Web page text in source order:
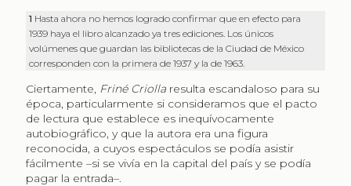
1 Hasta ahora no hemos logrado confirmar que en efecto para
1939 haya el libro alcanzado ya tres ediciones. Los únicos
volúmenes que guardan las bibliotecas de la Ciudad de México
corresponden con la primera de 1937 y la de 1963.
Ciertamente, Friné Criollaresulta escandaloso para su
época, particularmente si consideramos que el pacto
de lectura que establece es inequívocamente
autobiográfico, y que la autora era una figura
reconocida, a cuyos espectáculos se podía asistir
fácilmente –si se vivía en la capital del país y se podía
pagar la entrada–.